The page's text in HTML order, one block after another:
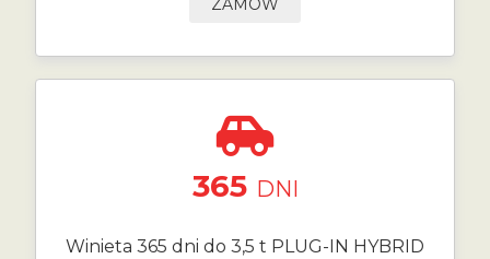
ZAMÓW
365 DNI
Winieta 365 dni do 3,5 t PLUG-IN HYBRID